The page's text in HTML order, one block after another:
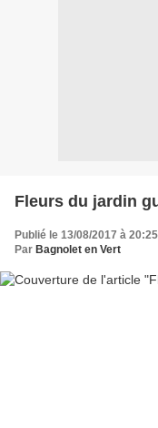
Fleurs du jardin
Publié le 13/08/2017 à 20:25
Par Bagnolet en Vert